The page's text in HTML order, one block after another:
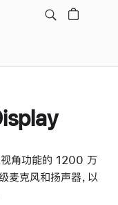
角功能的 1200 万
克风和扬声器，以